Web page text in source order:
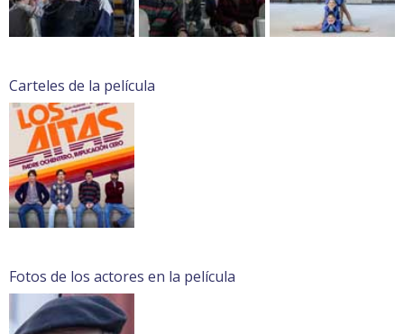
Carteles de la película
Fotos de los actores en la película